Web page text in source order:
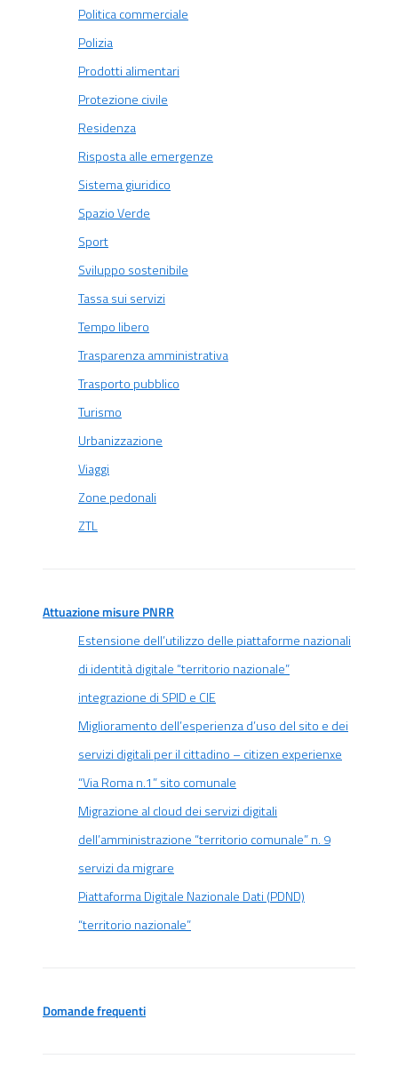
Politica commerciale
Polizia
Prodotti alimentari
Protezione civile
Residenza
Risposta alle emergenze
Sistema giuridico
Spazio Verde
Sport
Sviluppo sostenibile
Tassa sui servizi
Tempo libero
Trasparenza amministrativa
Trasporto pubblico
Turismo
Urbanizzazione
Viaggi
Zone pedonali
ZTL
Attuazione misure PNRR
Estensione dell’utilizzo delle piattaforme nazionali
di identità digitale “territorio nazionale”
integrazione di SPID e CIE
Miglioramento dell’esperienza d’uso del sito e dei
servizi digitali per il cittadino – citizen experienxe
“Via Roma n.1” sito comunale
Migrazione al cloud dei servizi digitali
dell’amministrazione “territorio comunale” n. 9
servizi da migrare
Piattaforma Digitale Nazionale Dati (PDND)
“territorio nazionale”
Domande frequenti